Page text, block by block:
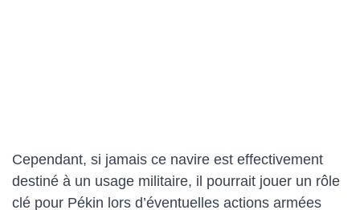
Cependant, si jamais ce navire est effectivement
destiné à un usage militaire, il pourrait jouer un rôle
clé pour Pékin lors d’éventuelles actions armées